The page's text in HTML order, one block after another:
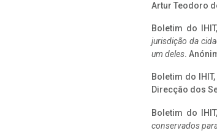
Artur Teodoro
Boletim do
jurisdição da
um deles.
Boletim do IHIT,
Direcção dos
Boletim do
conservados